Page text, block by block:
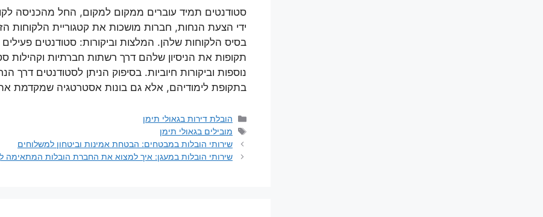
סטודנטים תמיד עוברים ממקום למקום, החל מהכניסה
ידי הצעת הנחות, חברות מושכות את קטגוריית הלקוחות
בסיס הלקוחות שלהן. המלצות וביקורות: סטודנטים
תקופות את הניסיון שלהם דרך רשתות חברתיות וקהילות
נוספות וביקורות חיוביות. בסיפוק הניתן לסטודנטים דרך
בתקופת לימודיהם, אלא גם בונות אסטרטגיה שמקדמת את
קטגוריות
הובלת דירות בגאולי תימן
תגיות
מובילים בגאולי תימן
שירותי הובלות במבטחים: הבטחת אמינות וביטחון למשלוחים
שירותי הובלות במעגן: איך למצוא את החברת הובלות המתאימה